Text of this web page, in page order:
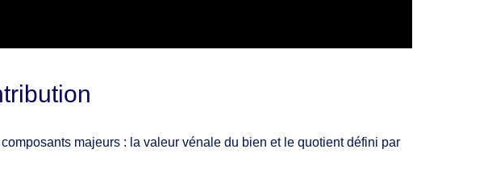
majeurs : la valeur vénale du bien et le quotient défini par